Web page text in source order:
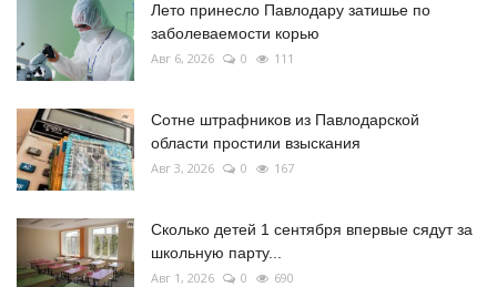
Лето принесло Павлодару затишье по
заболеваемости корью
Авг 6, 2026 0 111
Сотне штрафников из Павлодарской
области простили взыскания
Авг 3, 2026 0 167
Сколько детей 1 сентября впервые сядут за
школьную парту...
Авг 1, 2026 0 690